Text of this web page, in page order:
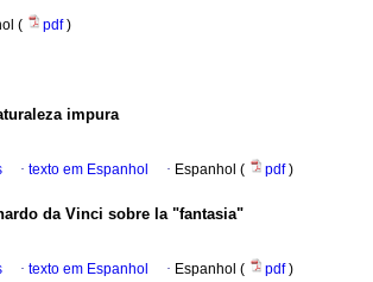
( pdf)
impura
· texto em Espanhol · Espanhol ( pdf)
da Vinci sobre la "fantasia"
· texto em Espanhol · Espanhol ( pdf)